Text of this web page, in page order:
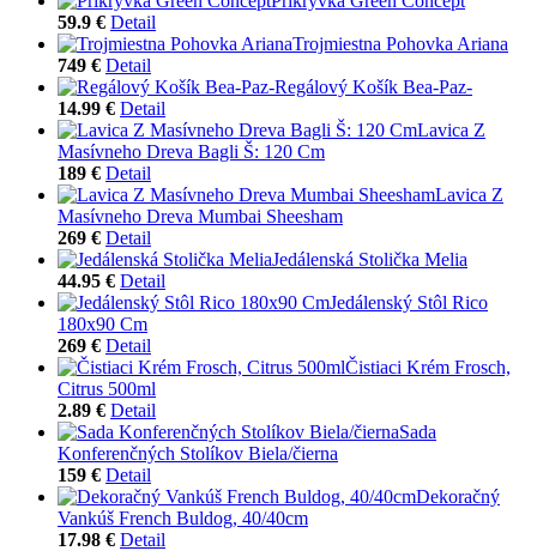
59.9 € Detail
Trojmiestna Pohovka Ariana
749 € Detail
Regálový Košík Bea-Paz-
14.99 € Detail
Lavica Z
Masívneho Dreva Bagli Š: 120 Cm
189 € Detail
Lavica Z
Masívneho Dreva Mumbai Sheesham
269 € Detail
Jedálenská Stolička Melia
44.95 € Detail
Jedálenský Stôl Rico
180x90 Cm
269 € Detail
Čistiaci Krém Frosch,
Citrus 500ml
2.89 € Detail
Sada
Konferenčných Stolíkov Biela/čierna
159 € Detail
Dekoračný
Vankúš French Buldog, 40/40cm
17.98 € Detail